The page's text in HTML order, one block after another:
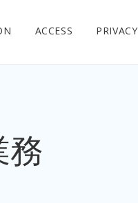
ACCESS PRIVACY